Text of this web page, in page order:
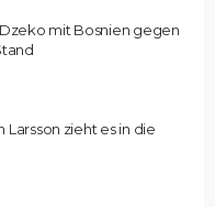
mit Bosnien gegen
zieht es in die